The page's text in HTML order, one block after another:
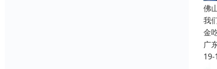
佛
我
金
广
19-